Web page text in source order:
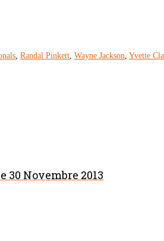
, Randal Pinkett, Wayne Jackson, Yvette
Novembre 2013